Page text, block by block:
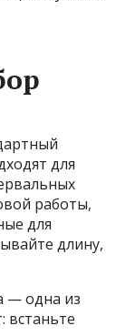
для
работы,
для
длину,
— одна из
встаньте